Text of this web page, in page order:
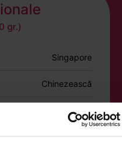
gr.)
Singapore
Chinezească
1325 kJ / 320 kcal
28 g